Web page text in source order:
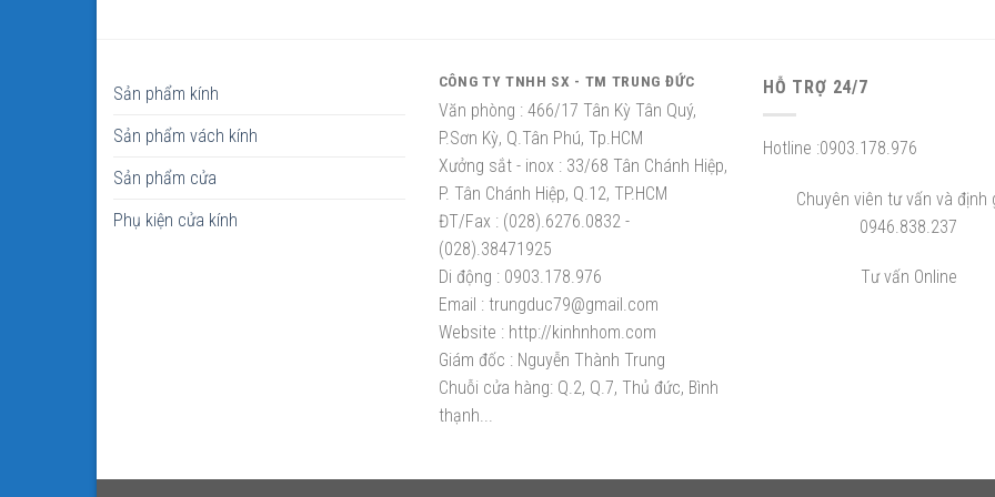
Sản phẩm kính
Sản phẩm vách kính
Sản phẩm cửa
Phụ kiện cửa kính
CÔNG TY TNHH SX - TM TRUNG ĐỨC
Văn phòng :466/17 Tân Kỳ Tân Quý,
P.Sơn Kỳ, Q.Tân Phú, Tp.HCM
Xưởng sắt - inox :33/68 Tân Chánh Hiệp,
P. Tân Chánh Hiệp, Q.12, TP.HCM
ĐT/Fax :(028).6276.0832 -
(028).38471925
Di động :0903.178.976
Email :trungduc79@gmail.com
Website :http://kinhnhom.com
Giám đốc :Nguyễn Thành Trung
Chuỗi cửa hàng: Q.2, Q.7, Thủ đức, Bình
thạnh...
HỖ TRỢ 24/7
Hotline :0903.178.976
Chuyên viên tư vấn và định
0946.838.237
Tư vấn Online